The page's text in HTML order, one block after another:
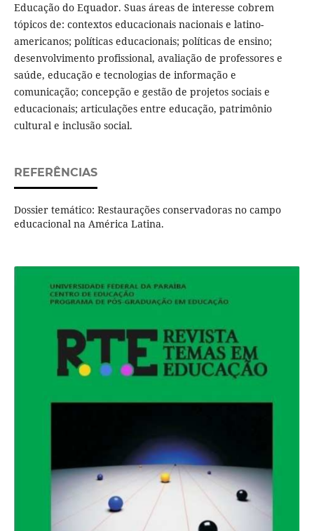
Educação do Equador. Suas áreas de interesse cobrem
tópicos de: contextos educacionais nacionais e latino-
americanos; políticas educacionais; políticas de ensino;
desenvolvimento profissional, avaliação de professores e
saúde, educação e tecnologias de informação e
comunicação; concepção e gestão de projetos sociais e
educacionais; articulações entre educação, patrimônio
cultural e inclusão social.
REFERÊNCIAS
Dossier temático: Restaurações conservadoras no campo
educacional na América Latina.